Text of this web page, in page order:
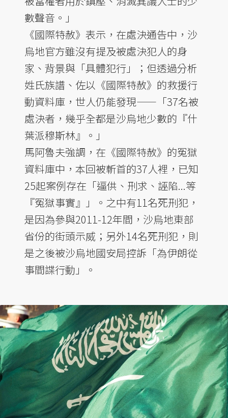
數聲音。」
《國際特赦》表示，在處決通告中，沙
烏地官方雖沒有提及被處決犯人的身
家、背景與「具體犯行」；但透過分析
姓氏族譜、佐以《國際特赦》的救援行
動資料庫，世人仍能發現——「37名被
處決者，幾乎全都是沙烏地少數的『什
葉派穆斯林』。」
馬阿魯夫強調，在《國際特赦》的冤獄
資料庫中，本回被斬首的37人裡，已知
25起案例存在「逼供、刑求、誣陷...等
『冤獄事實』」。之中有11名死刑犯，
是因為參與2011-12年間，沙烏地東部
省份的街頭示威；另外14名死刑犯，則
是之後被沙烏地國安局控訴「為伊朗從
事間諜行動」。